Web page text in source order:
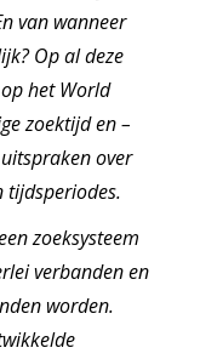
van wanneer
Op al deze
het World
zoektijd en –
over
tijdsperiodes.
zoeksysteem
verbanden en
worden.